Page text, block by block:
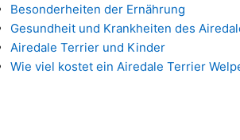
Besonderheiten der Ernährung
Gesundheit und Krankheiten des
Airedale Terrier und Kinder
Wie viel kostet ein Airedale Terrier